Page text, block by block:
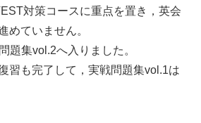
対策コースに重点を置き，英会
めていません。
題集vol.2へ入りました。
習も完了して，実戦問題集vol.1は